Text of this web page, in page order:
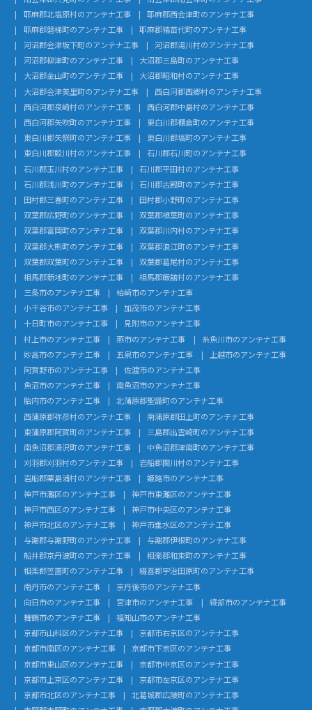
耶麻郡北塩原村のアンテナ工事
耶麻郡西会津町のアンテナ工事
耶麻郡磐梯町のアンテナ工事
耶麻郡猪苗代町のアンテナ工事
河沼郡会津坂下町のアンテナ工事
河沼郡湯川村のアンテナ工事
河沼郡柳津町のアンテナ工事
大沼郡三島町のアンテナ工事
大沼郡金山町のアンテナ工事
大沼郡昭和村のアンテナ工事
大沼郡会津美里町のアンテナ工事
西白河郡西郷村のアンテナ工事
西白河郡泉崎村のアンテナ工事
西白河郡中島村のアンテナ工事
西白河郡矢吹町のアンテナ工事
東白川郡棚倉町のアンテナ工事
東白川郡矢祭町のアンテナ工事
東白川郡塙町のアンテナ工事
東白川郡鮫川村のアンテナ工事
石川郡石川町のアンテナ工事
石川郡玉川村のアンテナ工事
石川郡平田村のアンテナ工事
石川郡浅川町のアンテナ工事
石川郡古殿町のアンテナ工事
田村郡三春町のアンテナ工事
田村郡小野町のアンテナ工事
双葉郡広野町のアンテナ工事
双葉郡楢葉町のアンテナ工事
双葉郡富岡町のアンテナ工事
双葉郡川内村のアンテナ工事
双葉郡大熊町のアンテナ工事
双葉郡浪江町のアンテナ工事
双葉郡双葉町のアンテナ工事
双葉郡葛尾村のアンテナ工事
相馬郡新地町のアンテナ工事
相馬郡飯舘村のアンテナ工事
三条市のアンテナ工事
柏崎市のアンテナ工事
小千谷市のアンテナ工事
加茂市のアンテナ工事
十日町市のアンテナ工事
見附市のアンテナ工事
村上市のアンテナ工事
燕市のアンテナ工事
糸魚川市のアンテナ工事
妙高市のアンテナ工事
五泉市のアンテナ工事
上越市のアンテナ工事
阿賀野市のアンテナ工事
佐渡市のアンテナ工事
魚沼市のアンテナ工事
南魚沼市のアンテナ工事
胎内市のアンテナ工事
北蒲原郡聖籠町のアンテナ工事
西蒲原郡弥彦村のアンテナ工事
南蒲原郡田上町のアンテナ工事
東蒲原郡阿賀町のアンテナ工事
三島郡出雲崎町のアンテナ工事
南魚沼郡湯沢町のアンテナ工事
中魚沼郡津南町のアンテナ工事
刈羽郡刈羽村のアンテナ工事
岩船郡関川村のアンテナ工事
岩船郡粟島浦村のアンテナ工事
姫路市のアンテナ工事
神戸市灘区のアンテナ工事
神戸市東灘区のアンテナ工事
神戸市西区のアンテナ工事
神戸市中央区のアンテナ工事
神戸市北区のアンテナ工事
神戸市垂水区のアンテナ工事
与謝郡与謝野町のアンテナ工事
与謝郡伊根町のアンテナ工事
船井郡京丹波町のアンテナ工事
相楽郡和束町のアンテナ工事
相楽郡笠置町のアンテナ工事
綴喜郡宇治田原町のアンテナ工事
南丹市のアンテナ工事
京丹後市のアンテナ工事
向日市のアンテナ工事
宮津市のアンテナ工事
綾部市のアンテナ工事
舞鶴市のアンテナ工事
福知山市のアンテナ工事
京都市山科区のアンテナ工事
京都市右京区のアンテナ工事
京都市南区のアンテナ工事
京都市下京区のアンテナ工事
京都市東山区のアンテナ工事
京都市中京区のアンテナ工事
京都市上京区のアンテナ工事
京都市左京区のアンテナ工事
京都市北区のアンテナ工事
北葛城郡広陵町のアンテナ工事